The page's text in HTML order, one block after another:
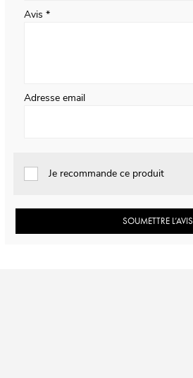
Avis
Adresse email
Je recommande ce produit
SOUMETTRE L’AVIS